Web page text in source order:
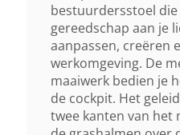
bestuurdersstoel
gereedschap aan je
aanpassen, creëren
werkomgeving. De
maaiwerk bedien je
de cockpit. Het
twee kanten van het
Inschakeling
Elektromagnetisch
Maaihoogte Instelling